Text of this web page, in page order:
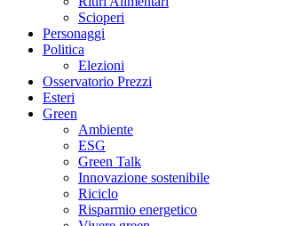
Scioperi
Personaggi
Politica
Elezioni
Osservatorio Prezzi
Esteri
Green
Ambiente
ESG
Green Talk
Innovazione sostenibile
Riciclo
Risparmio energetico